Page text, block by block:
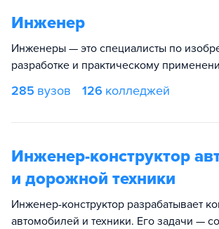
Инженер
Инженеры — это специалисты по
разработке и практическому
285 вузов 126 колледжей
Инженер-конструктор
и дорожной техники
Инженер-конструктор разрабатывает
автомобилей и техники. Его задачи —